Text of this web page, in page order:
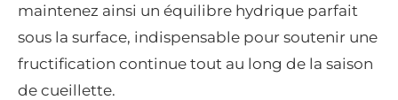
maintenez ainsi un équilibre hydrique parfait
sous la surface, indispensable pour soutenir une
fructification continue tout au long de la saison
de cueillette.